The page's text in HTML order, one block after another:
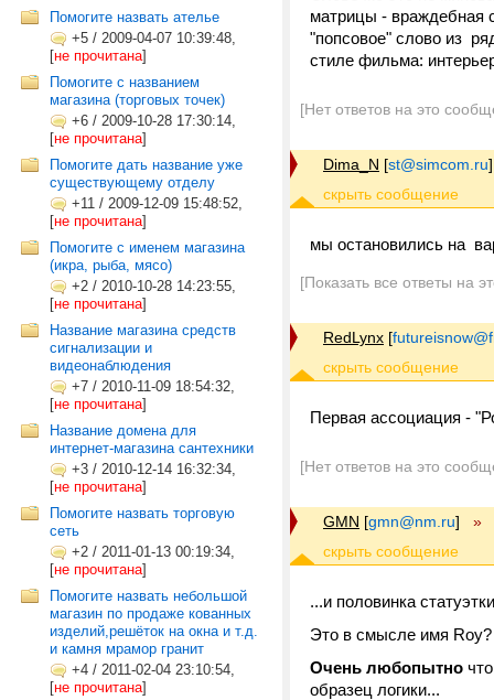
Помогите назвать ателье
+5 / 2009-04-07 10:39:48,
[не прочитана]
Помогите с названием
магазина (торговых точек)
+6 / 2009-10-28 17:30:14,
[не прочитана]
Помогите дать название уже
существующему отделу
+11 / 2009-12-09 15:48:52,
[не прочитана]
Помогите с именем магазина
(икра, рыба, мясо)
+2 / 2010-10-28 14:23:55,
[не прочитана]
Название магазина средств
сигнализации и
видеонаблюдения
+7 / 2010-11-09 18:54:32,
[не прочитана]
Название домена для
интернет-магазина сантехники
+3 / 2010-12-14 16:32:34,
[не прочитана]
Помогите назвать торговую
сеть
+2 / 2011-01-13 00:19:34,
[не прочитана]
Помогите назвать небольшой
магазин по продаже кованных
изделий,решёток на окна и т.д.
и камня мрамор гранит
+4 / 2011-02-04 23:10:54,
[не прочитана]
матрицы - враждебная
"попсовое" слово из
стиле фильма:
[Нет ответов на это
Dima_N [st@simcom.ru]
мы остановились на
[Показать все ответы на
RedLynx [
Первая ассоциация -
[Нет ответов на это
GMN [gmn@nm.ru] »
...и половинка
Это в смысле имя
Очень любопытно
образец логики...